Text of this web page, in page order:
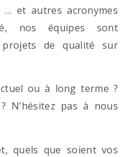
… et autres acronymes
nos équipes sont
de qualité sur
ou à long terme ?
N’hésitez pas à nous
quels que soient vos